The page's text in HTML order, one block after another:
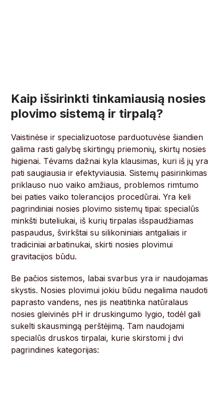
Kaip išsirinkti tinkamiausią nosies
plovimo sistemą ir tirpalą?
Vaistinėse ir specializuotose parduotuvėse šiandien
galima rasti galybę skirtingų priemonių, skirtų nosies
higienai. Tėvams dažnai kyla klausimas, kuri iš jų yra
pati saugiausia ir efektyviausia. Sistemų pasirinkimas
priklauso nuo vaiko amžiaus, problemos rimtumo
bei paties vaiko tolerancijos procedūrai. Yra keli
pagrindiniai nosies plovimo sistemų tipai: specialūs
minkšti buteliukai, iš kurių tirpalas išspaudžiamas
paspaudus, švirkštai su silikoniniais antgaliais ir
tradiciniai arbatinukai, skirti nosies plovimui
gravitacijos būdu.
Be pačios sistemos, labai svarbus yra ir naudojamas
skystis. Nosies plovimui jokiu būdu negalima naudoti
paprasto vandens, nes jis neatitinka natūralaus
nosies gleivinės pH ir druskingumo lygio, todėl gali
sukelti skausmingą perštėjimą. Tam naudojami
specialūs druskos tirpalai, kurie skirstomi į dvi
pagrindines kategorijas: